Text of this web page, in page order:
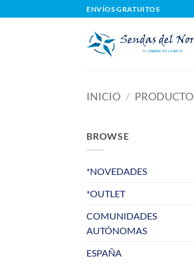
al
ENVÍOS GRATUITOS
INICIO / PRODUCTO
BROWSE
*NOVEDADES
*OUTLET
COMUNIDADES
AUTÓNOMAS
ESPAÑA